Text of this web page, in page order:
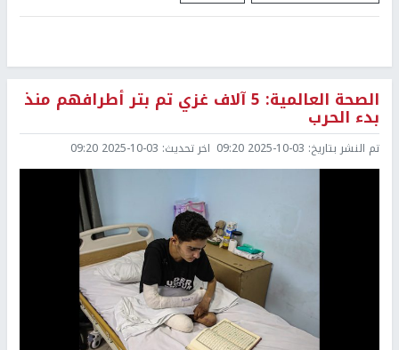
الصحة العالمية: 5 آلاف غزي تم بتر أطرافهم منذ
بدء الحرب
تم النشر بتاريخ: 2025-10-03 09:20 اخر تحديث: 2025-10-03 09:20